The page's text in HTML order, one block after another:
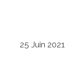
25 Juin 2021